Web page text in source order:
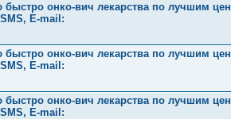
быстро онко-вич лекарства по лучшим
E-mail:
быстро онко-вич лекарства по лучшим
E-mail:
быстро онко-вич лекарства по лучшим
E-mail: